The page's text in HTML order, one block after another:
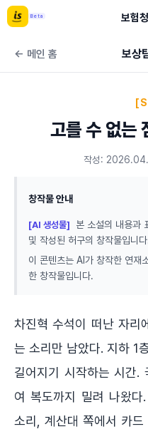
Beta 보험
← 메인 홈 보상
고를 수 없는
작성:
창작물 안내
[AI 생성물]
본 소설의 내용과
및 작성된 허구의 창작물입니
이 콘텐츠는 AI가 창작한 연재
한 창작물입니다.
차진혁 수석이 떠난 자리
는 소리만 남았다. 지하 1
길어지기 시작하는 시간.
여 복도까지 밀려 나왔
소리, 계산대 쪽에서 카